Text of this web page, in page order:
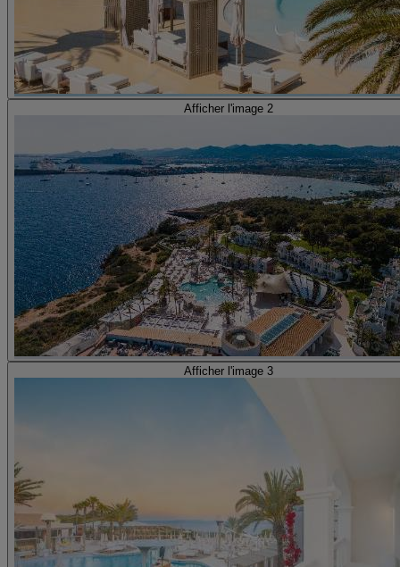
Afficher l'image 2
Afficher l'image 3